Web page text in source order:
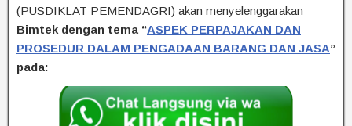
(PUSDIKLAT PEMENDAGRI) akan menyelenggarakan
Bimtek dengan tema “ASPEK PERPAJAKAN DAN
PROSEDUR DALAM PENGADAAN BARANG DAN JASA”
pada: